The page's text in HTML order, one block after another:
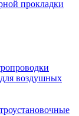
прокладки
воздушных